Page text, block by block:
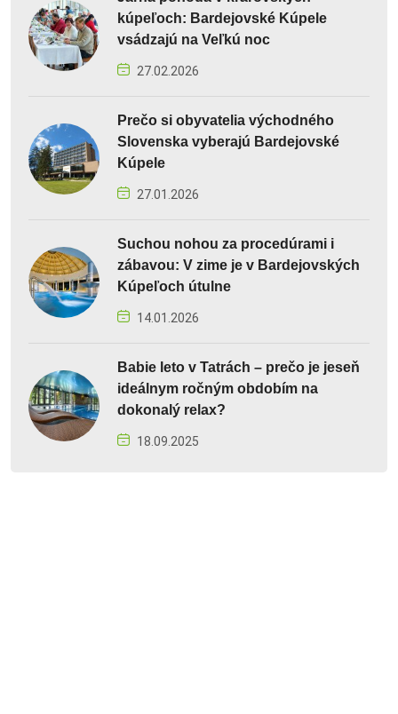
kúpeľoch: Bardejovské Kúpele
vsádzajú na Veľkú noc
27.02.2026
Prečo si obyvatelia východného
Slovenska vyberajú Bardejovské
Kúpele
27.01.2026
Suchou nohou za procedúrami i
zábavou: V zime je v Bardejovských
Kúpeľoch útulne
14.01.2026
Babie leto v Tatrách – prečo je jeseň
ideálnym ročným obdobím na
dokonalý relax?
18.09.2025